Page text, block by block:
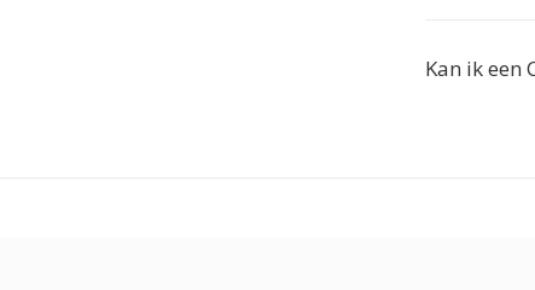
Kan ik een